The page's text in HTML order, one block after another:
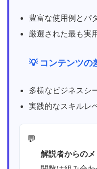
豊富な使用例とパ
厳選された最も実
💡 コンテンツの
多様なビジネスシ
実践的なスキルレ
💬
解説者からの